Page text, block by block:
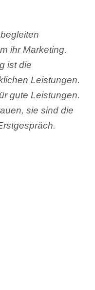
ihr Marketing.
ist die
Leistungen.
gute Leistungen.
sie sind die